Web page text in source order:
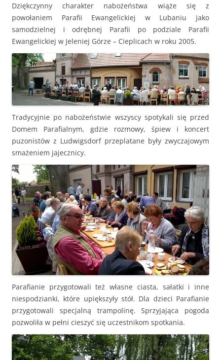
Dziękczynny charakter nabożeństwa wiąże się z
powołaniem Parafii Ewangelickiej w Lubaniu jako
samodzielnej i odrębnej Parafii po podziale Parafii
Ewangelickiej w Jeleniej Górze – Cieplicach w roku 2005.
Tradycyjnie po nabożeństwie wszyscy spotykali się przed
Domem Parafialnym, gdzie rozmowy, śpiew i koncert
puzonistów z Ludwigsdorf przeplatane były zwyczajowym
smażeniem jajecznicy.
Parafianie przygotowali też własne ciasta, sałatki i inne
niespodzianki, które upiększyły stół. Dla dzieci Parafianie
przygotowali specjalną trampolinę. Sprzyjająca pogoda
pozwoliła w pełni cieszyć się uczestnikom spotkania.